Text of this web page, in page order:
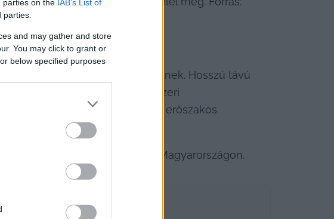
parties on the IAB’s List of
and may gather and store
You may click to grant or
below specified purposes
rendkívül súlyosak lehetnek. Hosszú távú
szív- és érrendszeri
családi konfliktusokban, erőszakos
májbetegség következtében Magyarországon.